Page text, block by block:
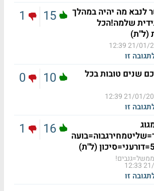
לנבא מה יהיה במהלך
שלמה!הכל
21/01/
זו
15
1
שנים טובות בכל
21/01/2015
זו
10
0
21/
זו
16
1